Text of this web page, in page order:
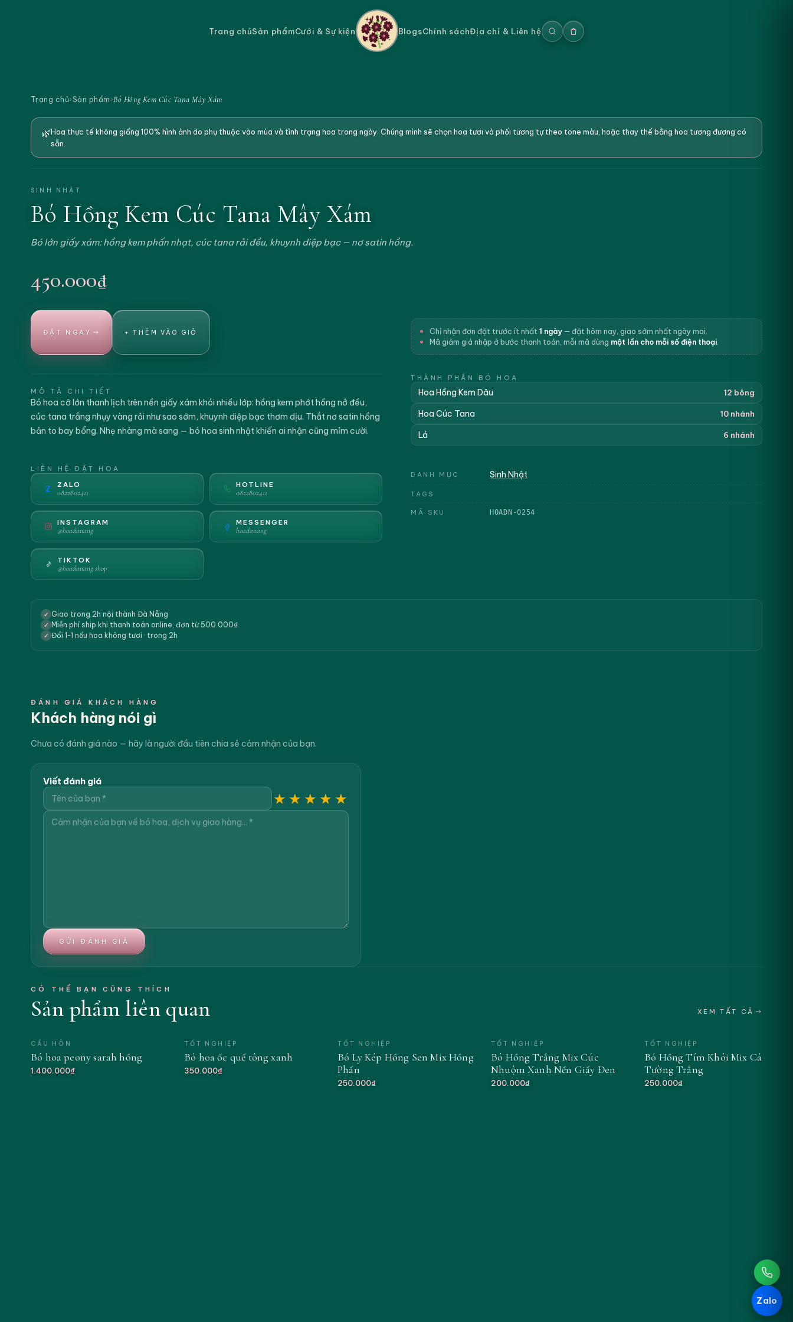
Trang chủSản phẩmCưới & Sự kiện BlogsChính sáchĐịa chỉ & Liên hệ
Trang chủ›Sản phẩm ›Bó Hồng Kem Cúc Tana Mây Xám
🌿Hoa thực tế không giống 100% hình ảnh do phụ thuộc vào mùa và tình trạng hoa trong ngày. Chúng mình sẽ chọn hoa tươi và phối tương tự theo tone màu, hoặc thay thế bằng hoa tương đương có
sẵn.
SINH NHẬT
Bó Hồng Kem Cúc Tana Mây Xám
Bó lớn giấy xám: hồng kem phấn nhạt, cúc tana rải đều, khuynh diệp bạc — nơ satin hồng.
450.000₫
ĐẶT NGAY + THÊM VÀO GIỎ Chỉ nhận đơn đặt trước ít nhất 1 ngày — đặt hôm nay, giao sớm nhất ngày mai.
Mã giảm giá nhập ở bước thanh toán, mỗi mã dùng một lần cho mỗi số điện thoại
MÔ TẢ CHI TIẾT
Bó hoa cỡ lớn thanh lịch trên nền giấy xám khói nhiều lớp: hồng kem phớt hồng nở đều,
cúc tana trắng nhụy vàng rải như sao sớm, khuynh diệp bạc thơm dịu. Thắt nơ satin hồng
bản to bay bổng. Nhẹ nhàng mà sang — bó hoa sinh nhật khiến ai nhận cũng mỉm cười.
THÀNH PHẦN BÓ HOA
Hoa Hồng Kem Dâu 12 bông
Hoa Cúc Tana 10 nhánh
Lá 6 nhánh
LIÊN HỆ ĐẶT HOA
Z ZALO
0822802411
HOTLINE
0822802411
INSTAGRAM
@hoadanang
MESSENGER
hoadanang
TIKTOK
@hoadanang.shop
DANH MỤC Sinh Nhật
TAGS
MÃ SKU HOADN-0254
✓ Giao trong 2h nội thành Đà Nẵng
✓ Miễn phí ship khi thanh toán online, đơn từ 500.000₫
✓ Đổi 1-1 nếu hoa không tươi · trong 2h
ĐÁNH GIÁ KHÁCH HÀNG
Khách hàng nói gì
Chưa có đánh giá nào — hãy là người đầu tiên chia sẻ cảm nhận của bạn.
Viết đánh giá
★ ★ ★ ★ ★
GỬI ĐÁNH GIÁ
CÓ THỂ BẠN CŨNG THÍCH
Sản phẩm liên quan XEM TẤT CẢ
MỚI
CẦU HÔN
Bó hoa peony sarah hồng
1.400.000₫
TỐT NGHIỆP
Bó hoa ốc quế tông xanh
350.000₫
TỐT NGHIỆP
Bó Ly Kép Hồng Sen Mix Hồng
Phấn
250.000₫
TỐT NGHIỆP
Bó Hồng Trắng Mix Cúc
Nhuộm Xanh Nền Giấy Đen
200.000₫
TỐT NGHIỆP
Bó Hồng Tím Khói Mix Cát
Tường Trắng
250.000₫
Zalo